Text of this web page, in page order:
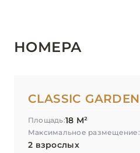
НОМЕРА
CLASSIC GARDEN
Площадь:18 М²
Максимальное размещение:
2 взрослых